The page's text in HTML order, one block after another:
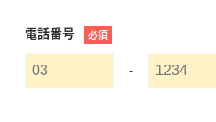
電話番号 必須
-